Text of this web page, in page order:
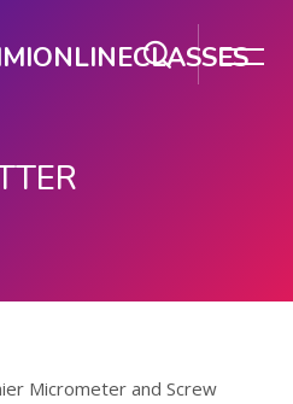
Micrometer and Screw